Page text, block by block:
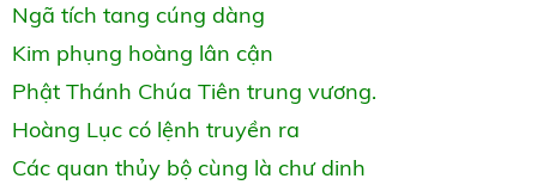
Ngã tích tang cúng dàng
Kim phụng hoàng lân cận
Phật Thánh Chúa Tiên trung vương.
Hoàng Lục có lệnh truyền ra
Các quan thủy bộ cùng là chư dinh